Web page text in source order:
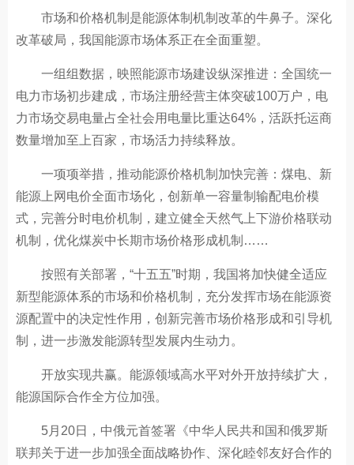
市场和价格机制是能源体制机制改革的牛鼻子。深化
改革破局，我国能源市场体系正在全面重塑。
一组组数据，映照能源市场建设纵深推进：全国统一
电力市场初步建成，市场注册经营主体突破100万户，电
力市场交易电量占全社会用电量比重达64%，活跃托运商
数量增加至上百家，市场活力持续释放。
一项项举措，推动能源价格机制加快完善：煤电、新
能源上网电价全面市场化，创新单一容量制输配电价模
式，完善分时电价机制，建立健全天然气上下游价格联动
机制，优化煤炭中长期市场价格形成机制……
按照有关部署，“十五五”时期，我国将加快健全适应
新型能源体系的市场和价格机制，充分发挥市场在能源资
源配置中的决定性作用，创新完善市场价格形成和引导机
制，进一步激发能源转型发展内生动力。
开放实现共赢。能源领域高水平对外开放持续扩大，
能源国际合作全方位加强。
5月20日，中俄元首签署《中华人民共和国和俄罗斯
联邦关于进一步加强全面战略协作、深化睦邻友好合作的